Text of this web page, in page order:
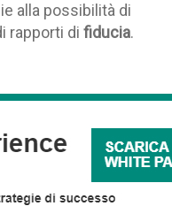
alla possibilità di
rapporti di fiducia.